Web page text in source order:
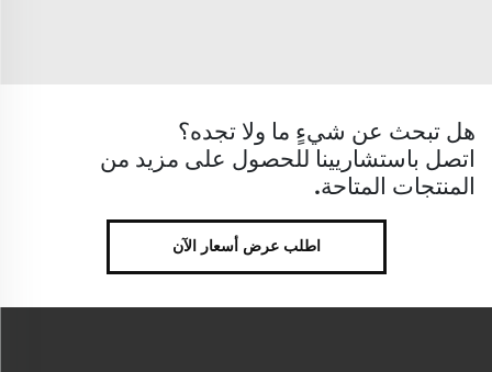
هل تبحث عن شيءٍ ما ولا تجده؟
اتصل باستشاريينا للحصول على مزيد من
المنتجات المتاحة.
اطلب عرض أسعار الآن